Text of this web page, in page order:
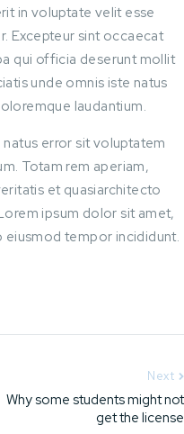
in voluptate velit esse
Excepteur sint occaecat
qui officia deserunt mollit
unde omnis iste natus
laudantium.
error sit voluptatem
Totam rem aperiam,
et quasiarchitecto
ipsum dolor sit amet,
tempor incididunt.
Next
Why some students might not
get the license